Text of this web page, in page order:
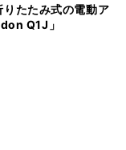
たたみ式の電動ア
Q1J」